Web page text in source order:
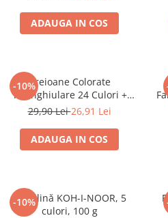
ADAUGA IN COS
-10%Creioane Colorate
Triunghiulare 24 Culori +
Ascuțitoare Eco Faber-Castell
29,90 Lei26,91 Lei
ADAUGA IN COS
-10%
Plastilină KOH-I-NOOR, 5
culori, 100 g